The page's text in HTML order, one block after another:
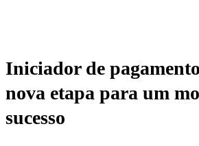
Iniciador de
nova etapa para um
sucesso